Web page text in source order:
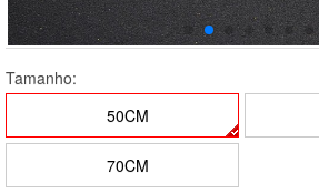
Tamanho:
50CM
70CM